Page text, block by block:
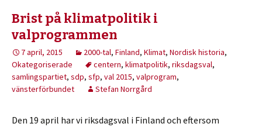
Brist på klimatpolitik i
valprogrammen
7 april, 2015 2000-tal, Finland, Klimat, Nordisk historia,
Okategoriserade
centern, klimatpolitik, riksdagsval,
samlingspartiet, sdp, sfp, val 2015, valprogram,
vänsterförbundet
Stefan Norrgård
Den 19 april har vi riksdagsval i Finland och eftersom